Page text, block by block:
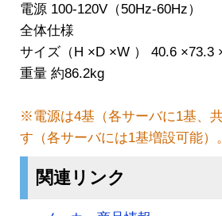
電源 100-120V（50Hz-60Hz）
全体仕様
サイズ（H ×D ×W ） 40.6 ×73.3
重量 約86.2kg
※電源は4基（各サーバに1基、
す（各サーバには1基増設可能）
関連リンク